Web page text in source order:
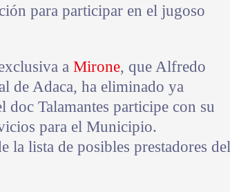
para participar en el jugoso
a Mirone, que Alfredo
de Adaca, ha eliminado ya
Talamantes participe con su
para el Municipio.
la lista de posibles prestadores del